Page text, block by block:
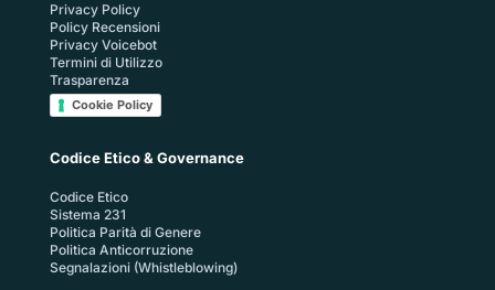
Privacy Policy
Policy Recensioni
Privacy Voicebot
Termini di Utilizzo
Trasparenza
Cookie Policy
Codice Etico & Governance
Codice Etico
Sistema 231
Politica Parità di Genere
Politica Anticorruzione
Segnalazioni (Whistleblowing)